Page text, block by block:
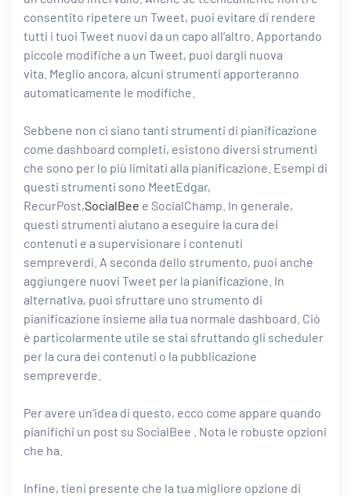
consentito ripetere un Tweet, puoi evitare di rendere
tutti i tuoi Tweet nuovi da un capo all’altro. Apportando
piccole modifiche a un Tweet, puoi dargli nuova
vita. Meglio ancora, alcuni strumenti apporteranno
automaticamente le modifiche.
Sebbene non ci siano tanti strumenti di pianificazione
come dashboard completi, esistono diversi strumenti
che sono per lo più limitati alla pianificazione. Esempi di
questi strumenti sono MeetEdgar,
RecurPost,SocialBee e SocialChamp. In generale,
questi strumenti aiutano a eseguire la cura dei
contenuti e a supervisionare i contenuti
sempreverdi. A seconda dello strumento, puoi anche
aggiungere nuovi Tweet per la pianificazione. In
alternativa, puoi sfruttare uno strumento di
pianificazione insieme alla tua normale dashboard. Ciò
è particolarmente utile se stai sfruttando gli scheduler
per la cura dei contenuti o la pubblicazione
sempreverde.
Per avere un’idea di questo, ecco come appare quando
pianifichi un post su SocialBee . Nota le robuste opzioni
che ha.
Infine, tieni presente che la tua migliore opzione di